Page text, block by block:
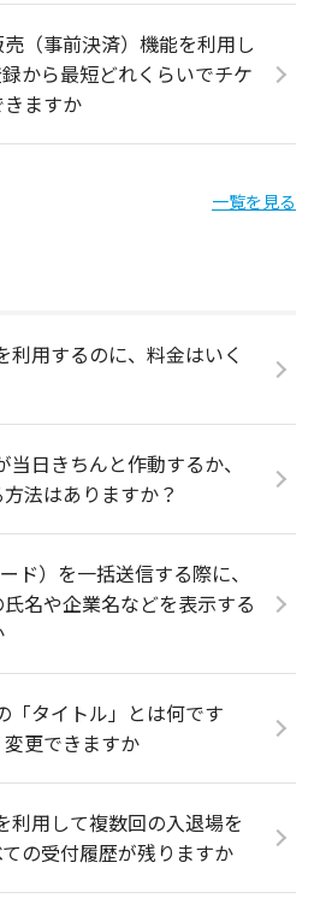
（事前決済）機能を利用し
から最短どれくらいでチケ
ますか
一覧を見る
利用するのに、料金はいく
日きちんと作動するか、
法はありますか？
ド）を一括送信する際に、
名や企業名などを表示する
「タイトル」とは何です
更できますか
利用して複数回の入退場を
の受付履歴が残りますか